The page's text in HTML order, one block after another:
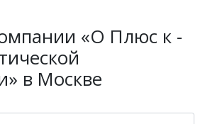
«О Плюс к -
в Москве